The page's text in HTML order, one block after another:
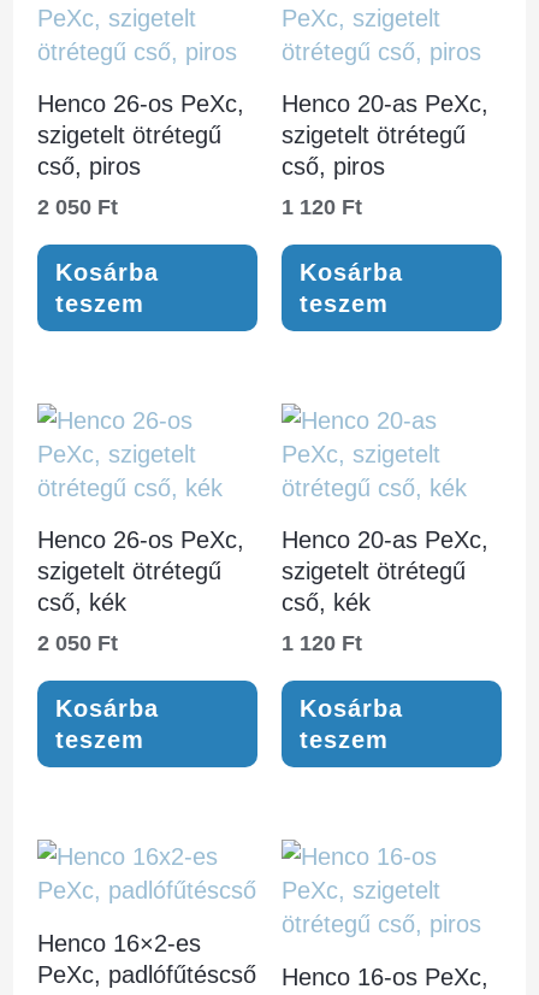
Henco 26-os PeXc,
szigetelt ötrétegű
cső, piros
2 050 Ft
Kosárba
teszem
Henco 20-as PeXc,
szigetelt ötrétegű
cső, piros
1 120 Ft
Kosárba
teszem
Henco 26-os PeXc,
szigetelt ötrétegű
cső, kék
2 050 Ft
Kosárba
teszem
Henco 20-as PeXc,
szigetelt ötrétegű
cső, kék
1 120 Ft
Kosárba
teszem
Henco 16×2-es
PeXc, padlófűtéscső
Henco 16-os PeXc,